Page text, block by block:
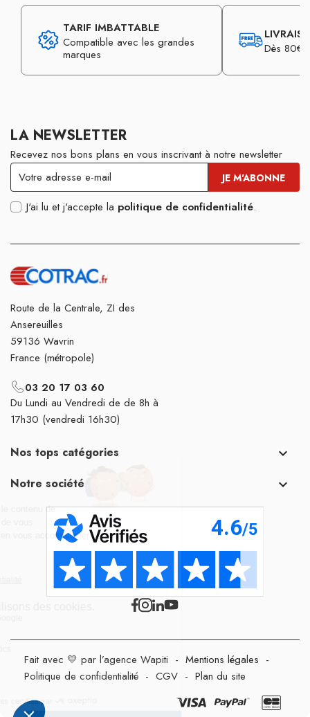
TARIF IMBATTABLE
Compatible avec les grandes
marques
Dès 80€
LA NEWSLETTER
Recevez nos bons plans en vous inscrivant à notre newsletter
J'ai lu et j'accepte la politique de confidentialité.
Route de la Centrale, ZI des
Ansereuilles
59136 Wavrin
France (métropole)
03 20 17 03 60
Du Lundi au Vendredi de de 8h à
17h30 (vendredi 16h30)
Nos tops catégories 
Notre société 
Fait avec 💛 par l’agence Wapiti - Mentions légales -
Politique de confidentialité - CGV - Plan du site